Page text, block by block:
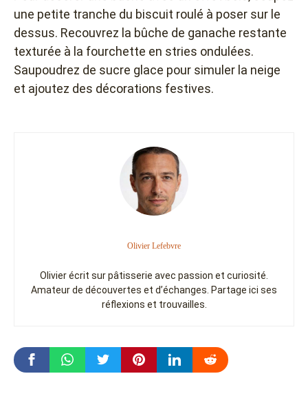
une petite tranche du biscuit roulé à poser sur le
dessus. Recouvrez la bûche de ganache restante
texturée à la fourchette en stries ondulées.
Saupoudrez de sucre glace pour simuler la neige
et ajoutez des décorations festives.
Olivier Lefebvre
Olivier écrit sur pâtisserie avec passion et curiosité.
Amateur de découvertes et d’échanges. Partage ici ses
réflexions et trouvailles.